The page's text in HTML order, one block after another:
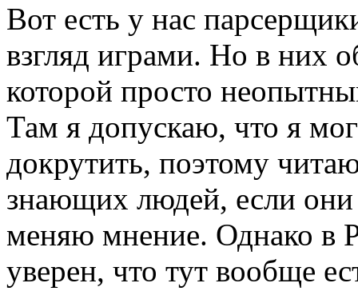
Вот есть у нас
взгляд играми. Но в них
которой просто
Там я допускаю, что я
докрутить, поэтому
знающих людей, если
меняю мнение. Однако в
уверен, что тут вообще